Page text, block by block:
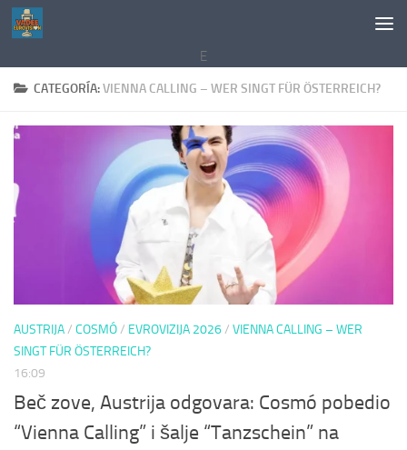
Saltar al contenido
E
CATEGORÍA:VIENNA CALLING – WER SINGT FÜR ÖSTERREICH?
AUSTRIJA/ COSMÓ/ EVROVIZIJA 2026/ VIENNA CALLING – WER
SINGT FÜR ÖSTERREICH?
16:09
Beč zove, Austrija odgovara: Cosmó pobedio
“Vienna Calling” i šalje “Tanzschein” na